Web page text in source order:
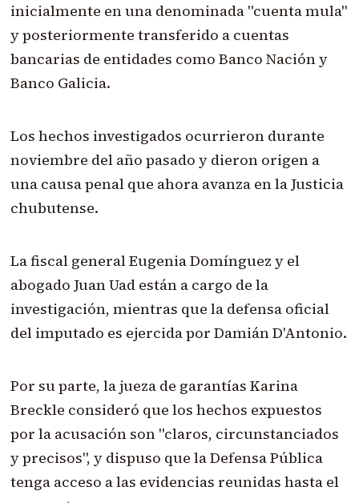
inicialmente en una denominada "cuenta mula"
y posteriormente transferido a cuentas
bancarias de entidades como Banco Nación y
Banco Galicia.
Los hechos investigados ocurrieron durante
noviembre del año pasado y dieron origen a
una causa penal que ahora avanza en la Justicia
chubutense.
La fiscal general Eugenia Domínguez y el
abogado Juan Uad están a cargo de la
investigación, mientras que la defensa oficial
del imputado es ejercida por Damián D'Antonio.
Por su parte, la jueza de garantías Karina
Breckle consideró que los hechos expuestos
por la acusación son "claros, circunstanciados
y precisos", y dispuso que la Defensa Pública
tenga acceso a las evidencias reunidas hasta el